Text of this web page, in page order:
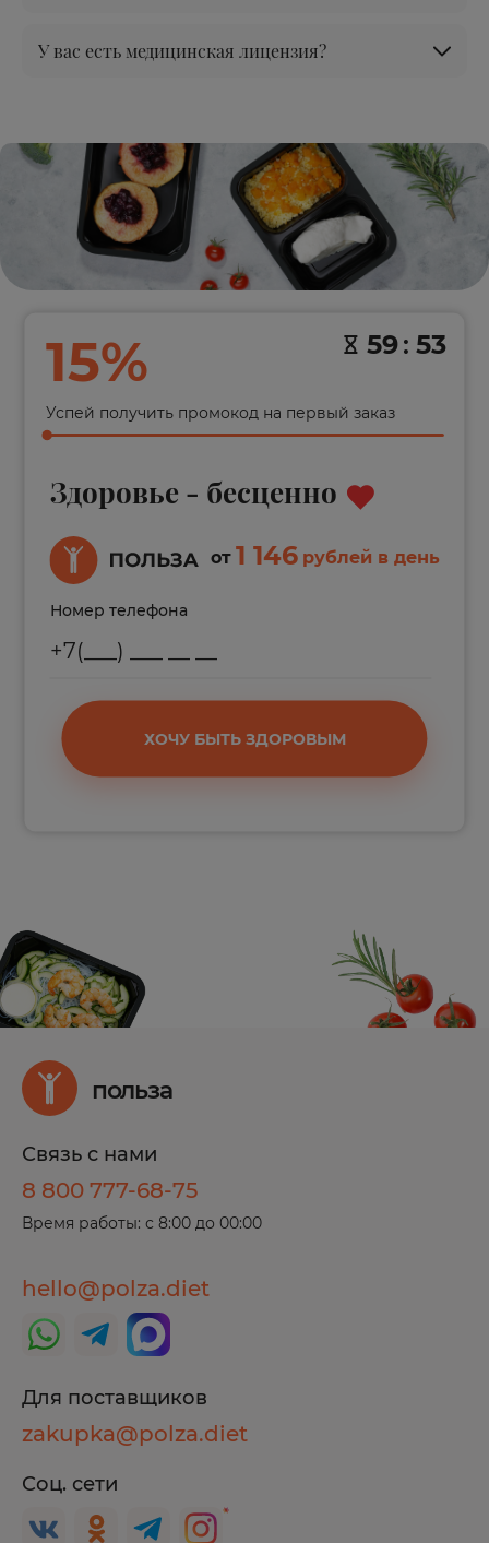
У вас есть медицинская лицензия?
15% 59: 53
Успей получить промокод на первый заказ
Здоровье - бесценно
от 1 146 рублей в день
Номер телефона
ХОЧУ БЫТЬ ЗДОРОВЫМ
польза
Связь с нами
8 800 777-68-75
Время работы: с 8:00 до 00:00
hello@polza.diet
Для поставщиков
zakupka@polza.diet
Соц. сети